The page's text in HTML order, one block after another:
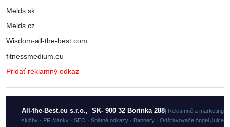
Melds.sk
Melds.cz
Wisdom-all-the-best.com
fitnessmedium.eu
Pridať reklamný odkaz
All-the-Best.eu s.r.o., SK- 900 32 Borinka 288| Reklamné a
služby · PR články · SEO · Spätné odkazy · Bannery · Odšťavovače Angel Juicer